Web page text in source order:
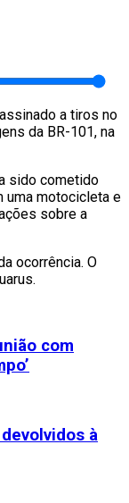
a tiros no
da BR-101, na
sido cometido
uma motocicleta e
sobre a
ocorrência. O
com
à